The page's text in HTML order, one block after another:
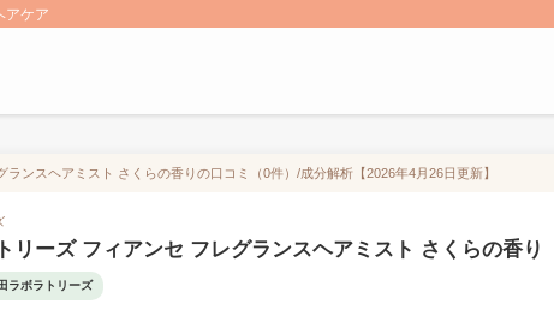
アケア
ンスヘアミスト さくらの香りの口コミ（0件）/成分解析【2026年4月26日更新】
リーズ フィアンセ フレグランスヘアミスト さくらの香り
ラボラトリーズ